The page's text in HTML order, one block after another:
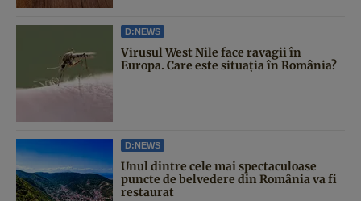
D:NEWS
Virusul West Nile face ravagii în
Europa. Care este situația în România?
D:NEWS
Unul dintre cele mai spectaculoase
puncte de belvedere din România va fi
restaurat